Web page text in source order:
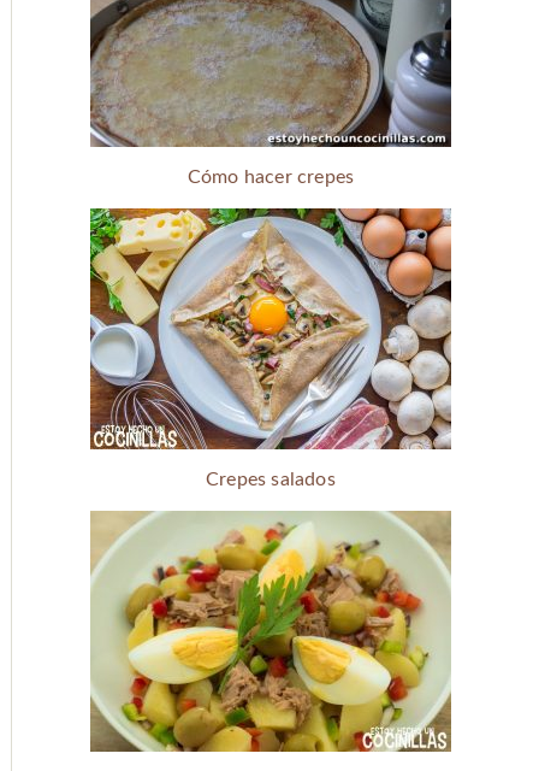
Cómo hacer crepes
Crepes salados